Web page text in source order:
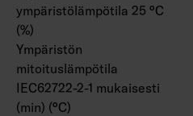
ympäristölämpötila 25 °C
(%)
Ympäristön
mitoituslämpötila
IEC62722-2-1 mukaisesti
(min) (°C)